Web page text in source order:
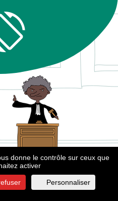
donne le contrôle sur ceux que
activer
Personnaliser